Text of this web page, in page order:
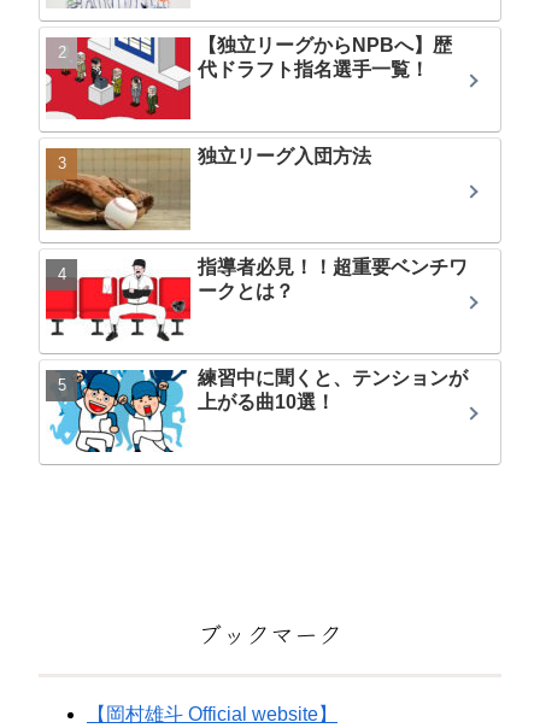
【独立リーグからNPBへ】歴
代ドラフト指名選手一覧！
独立リーグ入団方法
指導者必見！！超重要ベンチワ
ークとは？
練習中に聞くと、テンションが
上がる曲10選！
ブックマーク
【岡村雄斗 Official website】